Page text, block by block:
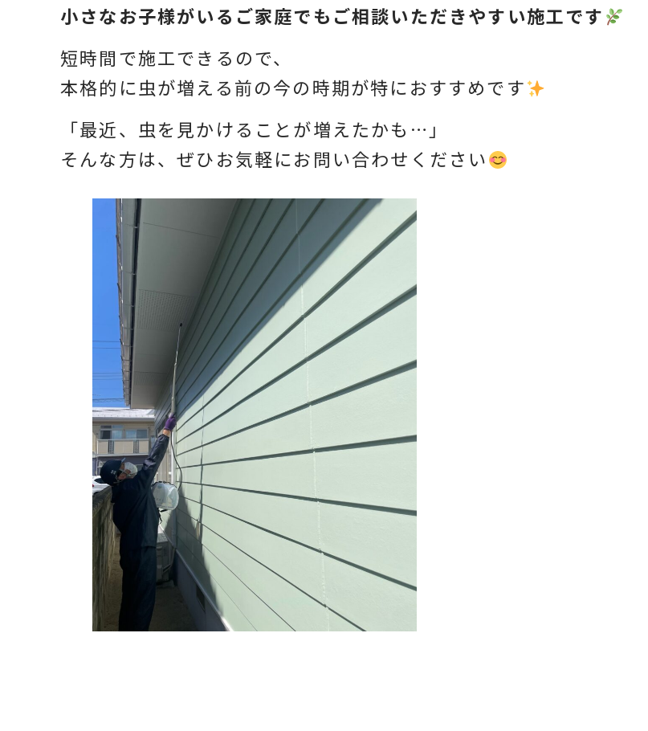
小さなお子様がいるご家庭でもご相談いただきやすい施工です
短時間で施工できるので、
本格的に虫が増える前の今の時期が特におすすめです
「最近、虫を見かけることが増えたかも…」
そんな方は、ぜひお気軽にお問い合わせください